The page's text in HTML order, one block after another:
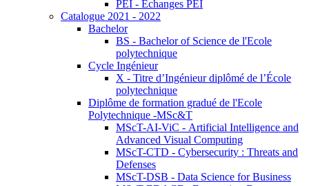
PEI - Echanges PEI
Catalogue 2021 - 2022
Bachelor
BS - Bachelor of Science de l'Ecole
polytechnique
Cycle Ingénieur
X - Titre d’Ingénieur diplômé de l’École
polytechnique
Diplôme de formation gradué de l'Ecole
Polytechnique -MSc&T
MScT-AI-ViC - Artificial Intelligence and
Advanced Visual Computing
MScT-CTD - Cybersecurity : Threats and
Defenses
MScT-DSB - Data Science for Business